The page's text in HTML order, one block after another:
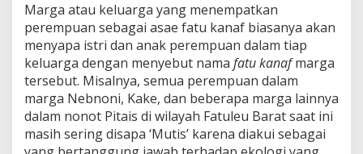
Marga atau keluarga yang menempatkan
perempuan sebagai asae fatu kanaf biasanya akan
menyapa istri dan anak perempuan dalam tiap
keluarga dengan menyebut nama fatu kanafmarga
tersebut. Misalnya, semua perempuan dalam
marga Nebnoni, Kake, dan beberapa marga lainnya
dalam nonot Pitais di wilayah Fatuleu Barat saat ini
masih sering disapa ‘Mutis’ karena diakui sebagai